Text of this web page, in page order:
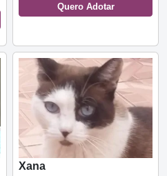
Quero Adotar
Xana